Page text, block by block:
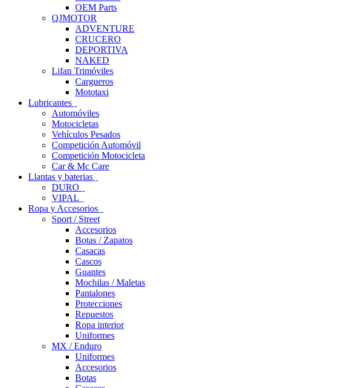
OEM Parts
QJMOTOR
ADVENTURE
CRUCERO
DEPORTIVA
NAKED
Lifan Trimóviles
Cargueros
Mototaxi
Lubricantes
Automóviles
Motocicletas
Vehículos Pesados
Competición Automóvil
Competición Motocicleta
Car & Mc Care
Llantas y baterias
DURO
VIPAL
Ropa y Accesorios
Sport / Street
Accesorios
Botas / Zapatos
Casacas
Cascos
Guantes
Mochilas / Maletas
Pantalones
Protecciones
Repuestos
Ropa interior
Uniformes
MX / Enduro
Uniformes
Accesorios
Botas